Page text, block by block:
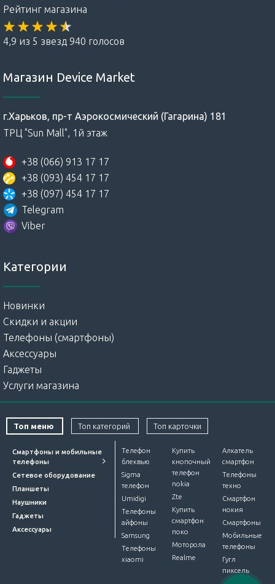
Рейтинг магазина
4,9 из 5 звезд 940 голосов
Магазин Device Market
г.Харьков, пр-т Аэрокосмический (Гагарина) 181
ТРЦ "Sun Mall", 1й этаж
+38 (066) 913 17 17
+38 (093) 454 17 17
+38 (097) 454 17 17
Telegram
Viber
Категории
Новинки
Скидки и акции
Телефоны (смартфоны)
Аксессуары
Гаджеты
Услуги магазина
Топ меню Топ категорий Топ карточки
Смартфоны и мобильные
телефоны
Сетевое оборудование
Планшеты
Наушники
Гаджеты
Аксессуары
Телефон
блеквью
Sigma
телефон
Umidigi
Телефоны
айфоны
Samsung
Телефоны
xiaomi
Купить
кнопочный
телефон
nokia
Zte
Купить
смартфон
поко
Моторола
Realme
Алкатель
смартфон
Телефоны
техно
Смартфон
нокия
Смартфоны
Мобильные
телефоны
Гугл
пиксель